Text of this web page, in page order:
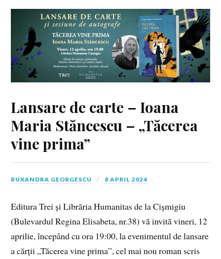
Lansare de carte – Ioana
Maria Stăncescu – „Tăcerea
vine prima”
RUXANDRA GEORGESCU 8 APRIL 2024
Editura Trei și Librăria Humanitas de la Cișmigiu
(Bulevardul Regina Elisabeta, nr.38) vă invită vineri, 12
aprilie, începând cu ora 19:00, la evenimentul de lansare
a cărții „Tăcerea vine prima”, cel mai nou roman scris